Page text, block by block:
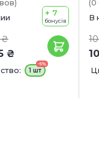
)
₴
₴
+ 7
бонусів
-5%
1 шт
(0
В